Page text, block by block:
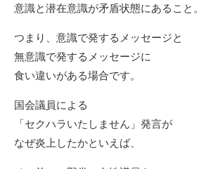
意識と潜在意識が矛盾状態にあること。
つまり、意識で発するメッセージと
無意識で発するメッセージに
食い違いがある場合です。
国会議員による
「セクハラいたしません」発言が
なぜ炎上したかといえば、